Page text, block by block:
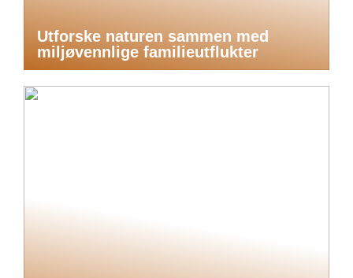
Utforske naturen sammen med
miljøvennlige familieutflukter